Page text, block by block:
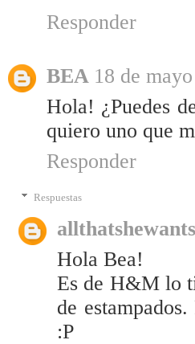
Responder
BEA 18 de
Hola! ¿Puedes
quiero uno que
Responder
Respuestas
allthatshewants
Hola Bea!
Es de H&M lo
de
:P